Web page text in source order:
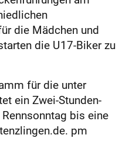
die Mädchen und
die U 17-Biker zu
für die unter
ein Zwei-Stunden-
bis eine
pm